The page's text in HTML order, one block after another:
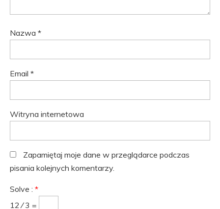
Nazwa *
Email *
Witryna internetowa
Zapamiętaj moje dane w przeglądarce podczas
pisania kolejnych komentarzy.
Solve : *
12 ⁄ 3 =